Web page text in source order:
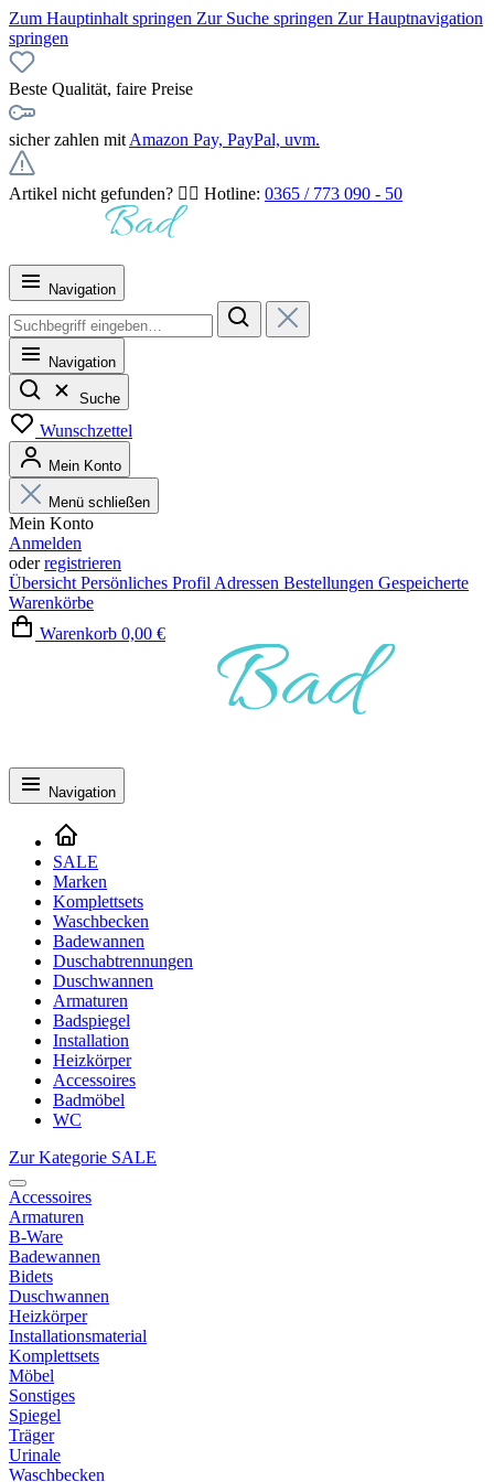
Zum Hauptinhalt springen Zur Suche springen Zur Hauptnavigation
springen
Beste Qualität, faire Preise
sicher zahlen mit Amazon Pay, PayPal, uvm.
Artikel nicht gefunden? 👉🏻 Hotline: 0365 / 773 090 - 50
Navigation
Navigation
Suche
Wunschzettel
Mein Konto
Menü schließen
Mein Konto
Anmelden
oderregistrieren
Übersicht Persönliches Profil Adressen Bestellungen Gespeicherte
Warenkörbe
Warenkorb 0,00 €
Navigation
SALE
Marken
Komplettsets
Waschbecken
Badewannen
Duschabtrennungen
Duschwannen
Armaturen
Badspiegel
Installation
Heizkörper
Accessoires
Badmöbel
WC
Zur Kategorie SALE
Accessoires
Armaturen
B-Ware
Badewannen
Bidets
Duschwannen
Heizkörper
Installationsmaterial
Komplettsets
Möbel
Sonstiges
Spiegel
Träger
Urinale
Waschbecken